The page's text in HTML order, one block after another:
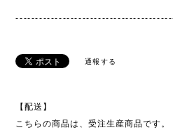
通報する
【配送】
こちらの商品は、受注生産商品です。